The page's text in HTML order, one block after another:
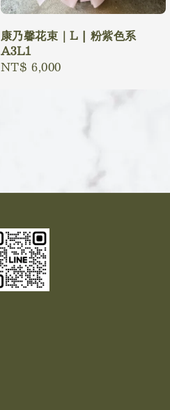
康乃馨花束｜L | 粉紫色系
A3L1
Regular
NT$ 6,000